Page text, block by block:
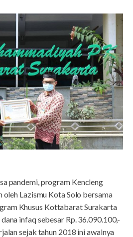
pandemi, program Kencleng
oleh Lazismu Kota Solo bersama
Khusus Kottabarat Surakarta
infaq sebesar Rp. 36.090.100,-
sejak tahun 2018 ini awalnya